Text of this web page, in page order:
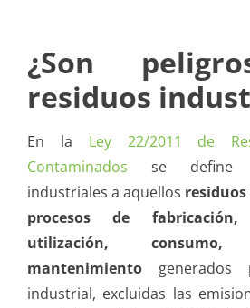
¿Son
residuos
En la Ley 22/2011 de
Contaminados se define
industriales a aquellos
procesos de fabricación,
utilización,
mantenimiento generados
industrial, excluidas las